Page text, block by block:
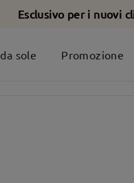
Esclusivo per i nuovi
sole Promozione